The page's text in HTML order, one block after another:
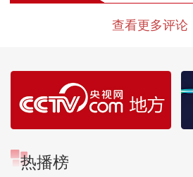
查看更多评论
热播榜